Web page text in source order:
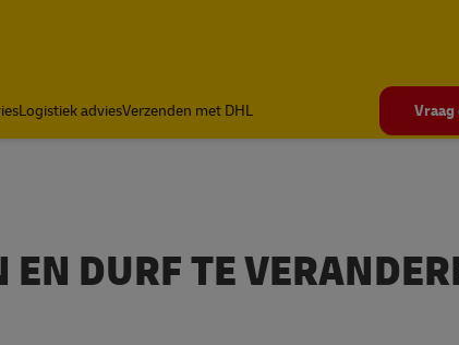
Logistiek adviesVerzenden met DHL Vraag
DURF TE